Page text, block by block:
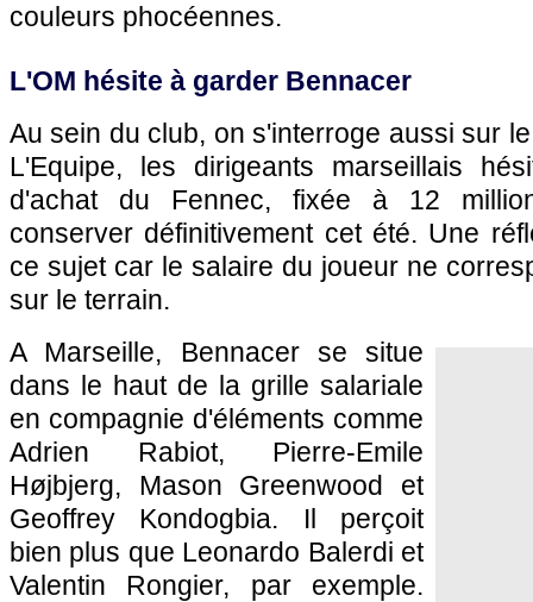
couleurs phocéennes.
L'OM hésite à garder Bennacer
Au sein du club, on s'interroge aussi sur
L'Equipe, les dirigeants marseillais
d'achat du Fennec, fixée à 12
conserver définitivement cet été. Une
ce sujet car le salaire du joueur ne
sur le terrain.
A Marseille, Bennacer se situe
dans le haut de la grille salariale
en compagnie d'éléments comme
Adrien Rabiot, Pierre-Emile
Højbjerg, Mason Greenwood et
Geoffrey Kondogbia. Il perçoit
bien plus que Leonardo Balerdi et
Valentin Rongier, par exemple.